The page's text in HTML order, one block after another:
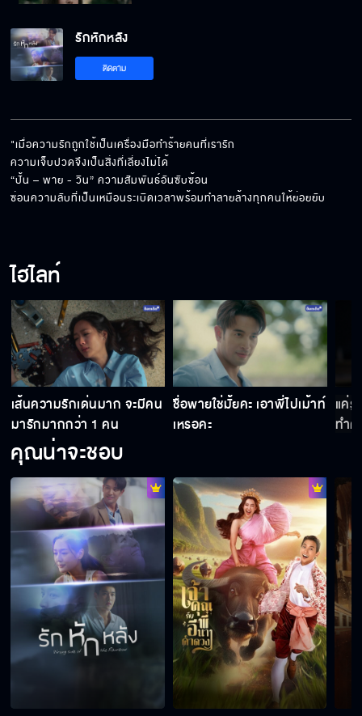
หนูควรเป็นคนในครอบครัวป้านะ
พายเขาจะรอแกมั้ย
ขอโอกาสจะได้ไหม
เราจะอยู่ด้วยกันนาน ๆ นะ
ออกไปจากชีวิตลูกฉัน
รักหักหลัง เริ่ม 31 มีนาคม
รักหักหลัง
ติดตาม
"เมื่อความรักถูกใช้เป็นเครื่องมือทำร้ายคนที่เรารัก
ความเจ็บปวดจึงเป็นสิ่งที่เลี่ยงไม่ได้
“ปั้น – พาย - วิน” ความสัมพันธ์อันซับซ้อน
ซ่อนความลับที่เป็นเหมือนระเบิดเวลาพร้อมทำลายล้างทุกคนให้ย่อยยับ
ไฮไลท์
เส้นความรักเด่นมาก จะมีคน
มารักมากกว่า 1 คน
ชื่อพายใช่มั้ยคะ เอาพี่ไปเม้าท์
เหรอคะ
แค่รู้
ทำค
คุณน่าจะชอบ